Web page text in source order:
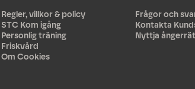
Regler, villkor & policy
STC Kom igång
Personlig träning
Friskvård
Om Cookies
Frågor och
Kontakta
Nyttja